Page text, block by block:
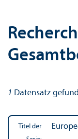
1 Datensatz
Titel der